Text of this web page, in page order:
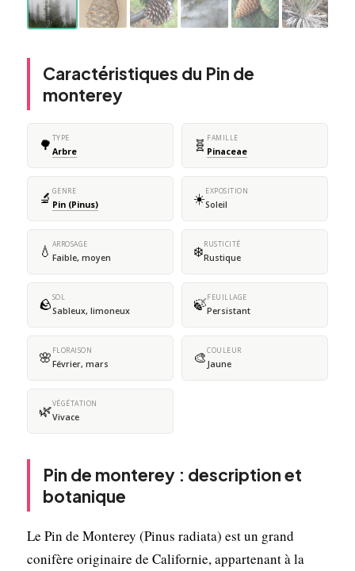
Caractéristiques du Pin de
monterey
🌳 TYPE
Arbre 🧬 FAMILLE
Pinaceae
🔬 GENRE
Pin (Pinus) ☀️EXPOSITION
Soleil
💧 ARROSAGE
Faible, moyen ❄️RUSTICITÉ
Rustique
🪨SOL
Sableux, limoneux 🍃FEUILLAGE
Persistant
🌸 FLORAISON
Février, mars 🎨COULEUR
Jaune
🌿VÉGÉTATION
Vivace
Pin de monterey : description et
botanique
Le Pin de Monterey (Pinus radiata) est un grand
conifère originaire de Californie, appartenant à la